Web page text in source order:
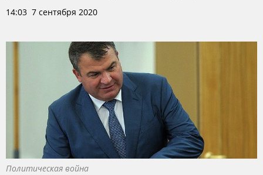
14:03 7 сентября 2020
Политическая война